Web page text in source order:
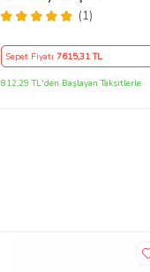
Personel Takip Cihazı
(1)
Sepet Fiyatı7615,31 TL
812,29 TL'den Başlayan Taksitlerle